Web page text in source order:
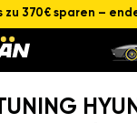
zu 370€ sparen –